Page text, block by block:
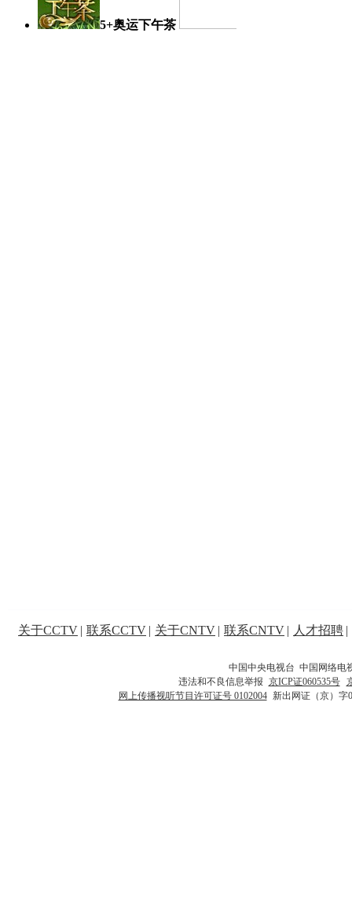
5+奥运下午茶
关于CCTV | 联系CCTV | 关于CNTV | 联系CNTV | 人才招聘 |
中国中央电视台 中国网络电
违法和不良信息举报 京ICP证060535号
网上传播视听节目许可证号 0102004 新出网证（京）